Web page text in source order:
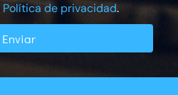
Política de privacidad.
Enviar